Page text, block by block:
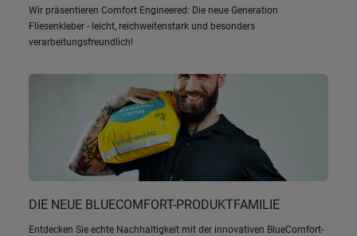
Wir präsentieren Comfort Engineered: Die neue Generation
Fliesenkleber - leicht, reichweitenstark und besonders
verarbeitungsfreundlich!
DIE NEUE BLUECOMFORT-PRODUKTFAMILIE
Entdecken Sie echte Nachhaltigkeit mit der innovativen BlueComfort-